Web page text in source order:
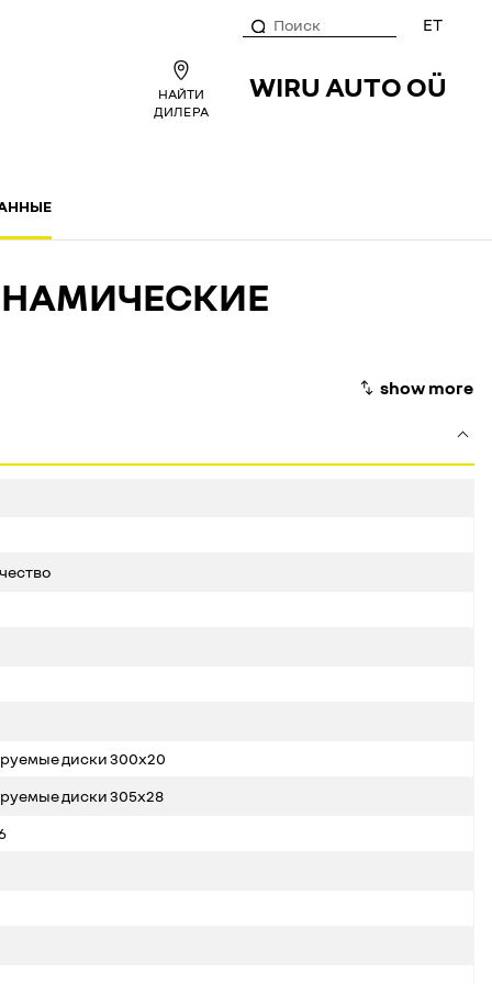
НАЙТИ
ДИЛЕРА
WIRU AUTO OÜ
ET
диски 300x20
диски 305x28